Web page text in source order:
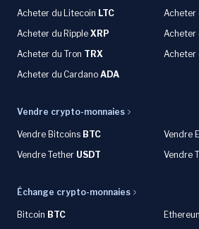
Acheter du Litecoin LTC Acheter
Acheter du Ripple XRP Acheter
Acheter du Tron TRX Acheter
Acheter du Cardano ADA
Vendre crypto-monnaies
Vendre Bitcoins BTC Vendre
Vendre Tether USDT Vendre
Échange crypto-monnaies
Bitcoin BTC